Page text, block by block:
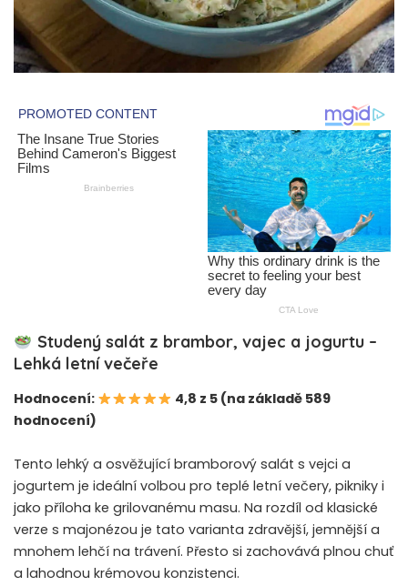
Studený salát z brambor, vajec a jogurtu –
Lehká letní večeře
Hodnocení:
4,8 z 5 (na základě 589
hodnocení)
Tento lehký a osvěžující bramborový salát s vejci a
jogurtem je ideální volbou pro teplé letní večery, pikniky i
jako příloha ke grilovanému masu. Na rozdíl od klasické
verze s majonézou je tato varianta zdravější, jemnější a
mnohem lehčí na trávení. Přesto si zachovává plnou chuť
a lahodnou krémovou konzistenci.